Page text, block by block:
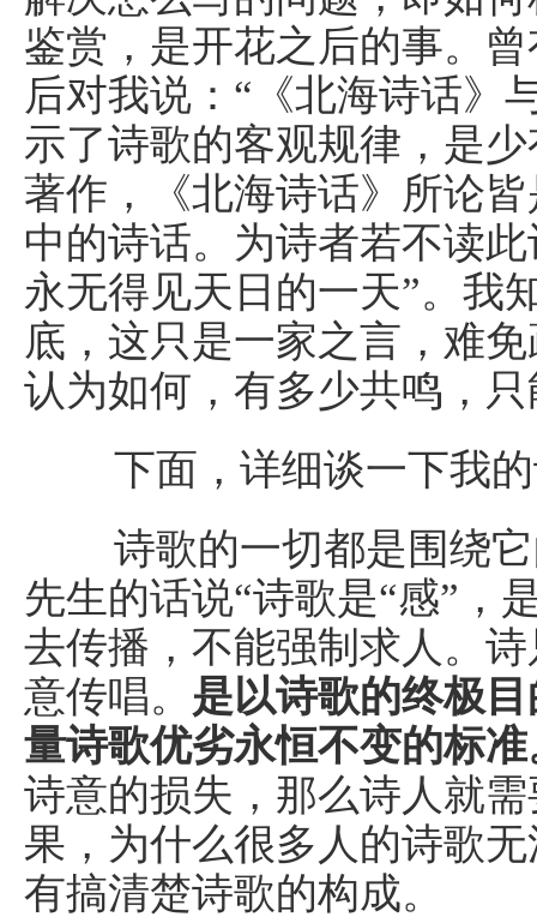
鉴赏，是开花之后的事。
后对我说：“《北海诗话》
示了诗歌的客观规律，是
著作，《北海诗话》所论
中的诗话。为诗者若不读
永无得见天日的一天”。我
底，这只是一家之言，难
认为如何，有多少共鸣，
下面，详细谈一下我的
诗歌的一切都是围绕它
先生的话说“诗歌是“感”，
去传播，不能强制求人。
意传唱。 是以诗歌的终极
量诗歌优劣永恒不变的标准
诗意的损失，那么诗人就
果，为什么很多人的诗歌
有搞清楚诗歌的构成。